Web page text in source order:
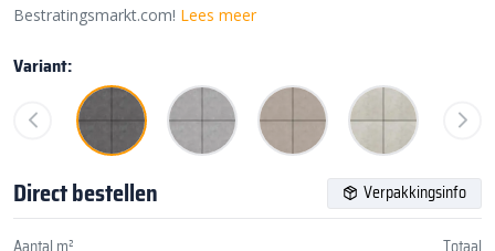
Bestratingsmarkt.com! Lees meer
Variant:
Direct bestellen Verpakkingsinfo